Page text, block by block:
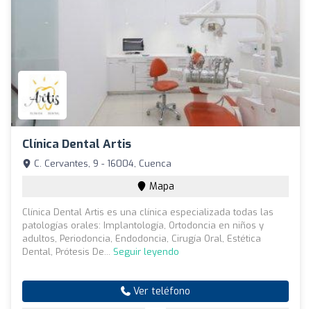
Clínica Dental Artis
C. Cervantes, 9 - 16004, Cuenca
Mapa
Clínica Dental Artis es una clínica especializada todas las
patologías orales: Implantología, Ortodoncia en niños y
adultos, Periodoncia, Endodoncia, Cirugía Oral, Estética
Dental, Prótesis De... Seguir leyendo
Ver teléfono